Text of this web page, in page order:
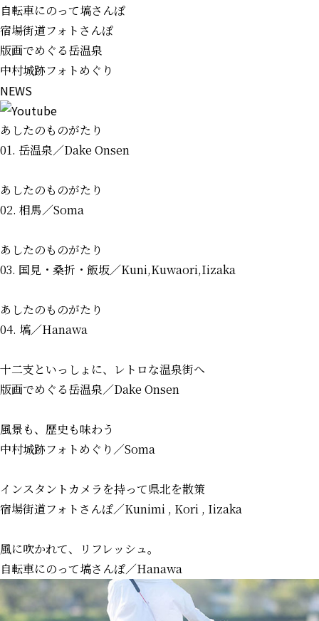
自転車にのって塙さんぽ
宿場街道フォトさんぽ
版画でめぐる岳温泉
中村城跡フォトめぐり
NEWS
あしたのものがたり
01. 岳温泉／Dake Onsen
あしたのものがたり
02. 相馬／Soma
あしたのものがたり
03. 国見・桑折・飯坂／Kuni,Kuwaori,Iizaka
あしたのものがたり
04. 塙／Hanawa
十二支といっしょに、レトロな温泉街へ
版画でめぐる岳温泉／Dake Onsen
風景も、歴史も味わう
中村城跡フォトめぐり ／Soma
インスタントカメラを持って県北を散策
宿場街道フォトさんぽ／Kunimi , Kori , Iizaka
風に吹かれて、リフレッシュ。
自転車にのって塙さんぽ／Hanawa